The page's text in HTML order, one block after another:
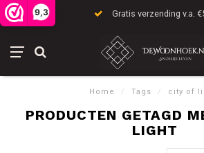
9,3 Gratis verzending v.a.
Home / Tags / city of
PRODUCTEN GETAGD
LIGHT